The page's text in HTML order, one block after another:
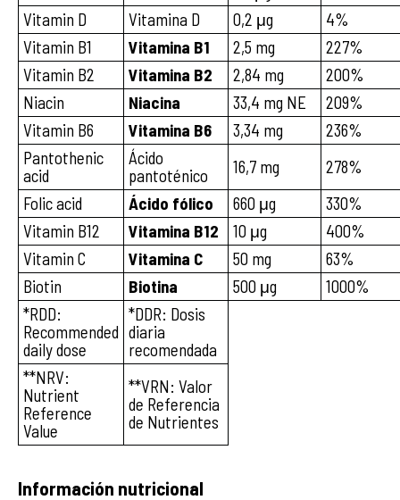
Vitamin D
Vitamina D 0,2 μg
4%
Vitamin B1
Vitamina B1 2,5 mg
227%
Vitamin B2
Vitamina B2 2,84 mg
200%
Niacin
Niacina 33,4 mg NE
209%
Vitamin B6
Vitamina B6 3,34 mg
236%
Pantothenic
acid
Ácido
pantoténico
16,7 mg
278%
Folic acid
Ácido fólico 660 μg
330%
Vitamin B12
Vitamina B12 10 μg
400%
Vitamin C
Vitamina C 50 mg
63%
Biotin
Biotina 500 μg
1000%
*RDD:
Recommended
daily dose
*DDR: Dosis
diaria
recomendada
**NRV:
Nutrient
Reference
Value
**VRN: Valor
de Referencia
de Nutrientes
Información nutricional